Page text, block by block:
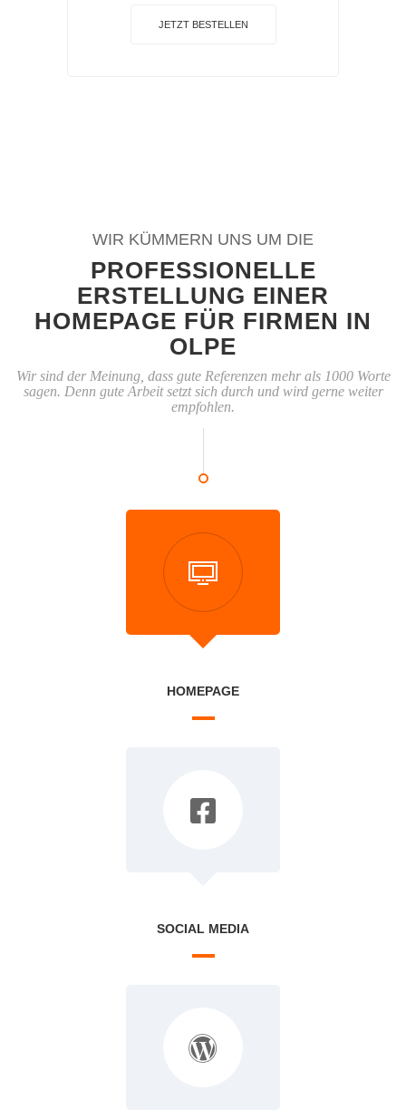
JETZT BESTELLEN
WIR KÜMMERN UNS UM DIE
PROFESSIONELLE
ERSTELLUNG EINER
HOMEPAGE FÜR FIRMEN IN
OLPE
Wir sind der Meinung, dass gute Referenzen mehr als 1000 Worte
sagen. Denn gute Arbeit setzt sich durch und wird gerne weiter
empfohlen.
HOMEPAGE
SOCIAL MEDIA